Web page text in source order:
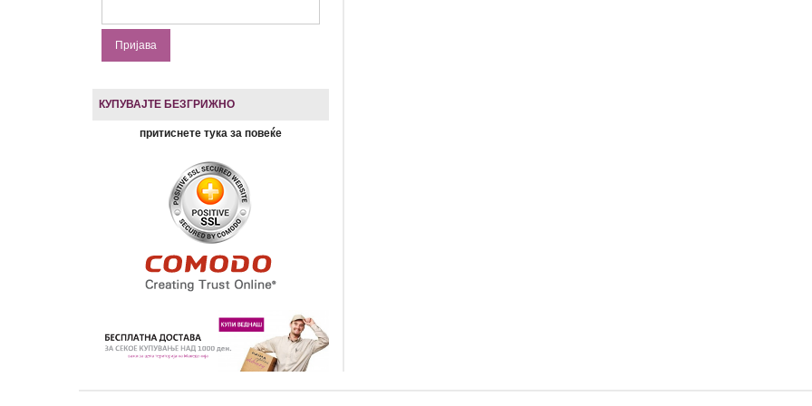
КУПУВАЈТЕ БЕЗГРИЖНО
притиснете тука за повеќе